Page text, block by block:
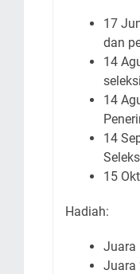
17
dan
14
14
14
15
Hadiah:
Juara
Juara